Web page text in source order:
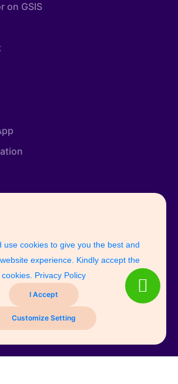
on GSIS
Policy
use cookies to give you the best and
experience. Kindly accept the
cookies. Privacy Policy
I Accept
Customize Setting